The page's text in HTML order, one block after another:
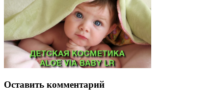
Оставить комментарий